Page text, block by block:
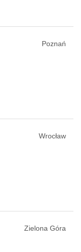
Poznań
Wrocław
Zielona Góra